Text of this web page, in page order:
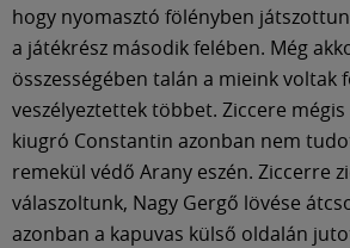
hogy nyomasztó fölényben
a játékrész második felében. Még
összességében talán a mieink voltak
veszélyeztettek többet. Ziccere
kiugró Constantin azonban nem
remekül védő Arany eszén. Ziccerre
válaszoltunk, Nagy Gergő lövése
azonban a kapuvas külső oldalán